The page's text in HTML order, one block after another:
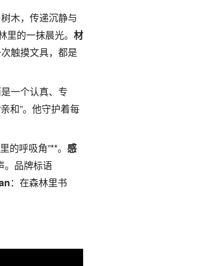
木，传递沉静与
的一抹晨光。 材
触摸文具，都是
一个认真、专
和”。他守护着每
的呼吸角”**。 感
。品牌标语
：在森林里书